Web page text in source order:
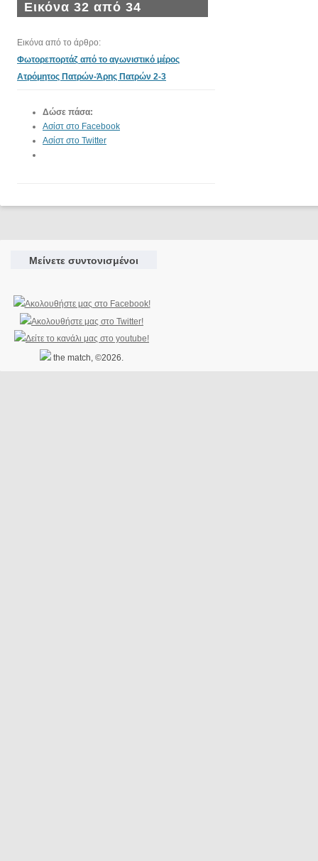
Εικόνα 32 από 34
Εικόνα από το άρθρο:
Φωτορεπορτάζ από το αγωνιστικό μέρος
Ατρόμητος Πατρών-Άρης Πατρών 2-3
Δώσε πάσα:
Ασίστ στο Facebook
Ασίστ στο Twitter
Μείνετε συντονισμένοι
the match, ©2026.